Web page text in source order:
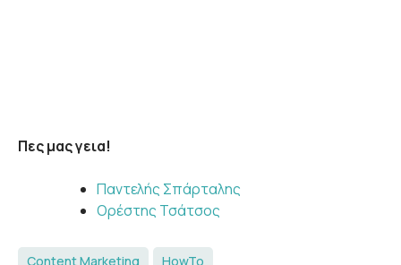
Πες μας γεια!
Παντελής Σπάρταλης
Ορέστης Τσάτσος
Content Marketing HowTo